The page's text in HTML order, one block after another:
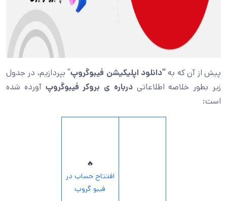
پیش از آن که به“دانلود اپلیکیشن فیبوگروپ” بپردازیم، در جدول
زیر بطور خلاصه اطلاعاتیدرباره ی بروکر فیبوگروپآورده شده
است:
🔥
افتتاح حساب در
فیبو گروپ